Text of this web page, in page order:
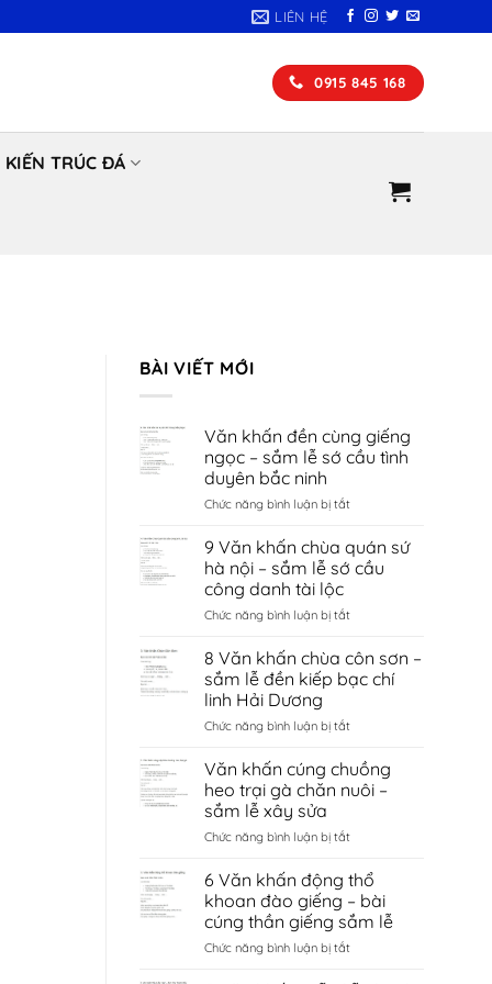
LIÊN HỆ
0915 845 168
KIẾN TRÚC ĐÁ
BÀI VIẾT MỚI
Văn khấn đền cùng giếng
ngọc – sắm lễ sớ cầu tình
duyên bắc ninh
Chức năng bình luận bị tắtở
khấn
đền
cùng
ngọc
sắm
lễ
sớ
tình
bắc
ninh
9 Văn khấn chùa quán sứ
hà nội – sắm lễ sớ cầu
công danh tài lộc
Chức năng bình luận bị tắtở
Văn
khấn
chùa
sứ
nội
sắm
sớ
công
danh
tài
lộc
8 Văn khấn chùa côn sơn –
sắm lễ đền kiếp bạc chí
linh Hải Dương
Chức năng bình luận bị tắtở
Văn
khấn
chùa
sơn
sắm
đền
kiếp
bạc
Văn khấn cúng chuồng
heo trại gà chăn nuôi –
sắm lễ xây sửa
Chức năng bình luận bị tắtở
khấn
cúng
chuồng
heo
trại
6 Văn khấn động thổ
khoan đào giếng – bài
cúng thần giếng sắm lễ
Chức năng bình luận bị tắtở